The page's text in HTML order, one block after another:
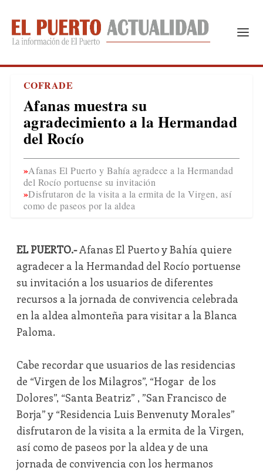
COFRADE
Afanas muestra su
agradecimiento a la Hermandad
del Rocío
Afanas El Puerto y Bahía agradece a la Hermandad
del Rocío portuense su invitación
Disfrutaron de la visita a la ermita de la Virgen, así
como de paseos por la aldea
EL PUERTO.-Afanas El Puerto y Bahía quiere
agradecer a la Hermandad del Rocío portuense
su invitación a los usuarios de diferentes
recursos a la jornada de convivencia celebrada
en la aldea almonteña para visitar a la Blanca
Paloma.
Cabe recordar que usuarios de las residencias
de “Virgen de los Milagros”, “Hogar de los
Dolores”, “Santa Beatriz” , ”San Francisco de
Borja” y “Residencia Luis Benvenuty Morales”
disfrutaron de la visita a la ermita de la Virgen,
así como de paseos por la aldea y de una
jornada de convivencia con los hermanos